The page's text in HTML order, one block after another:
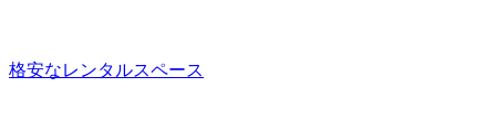
格安なレンタルスペース